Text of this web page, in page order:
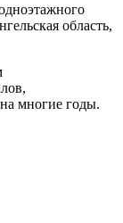
область,
многие годы.